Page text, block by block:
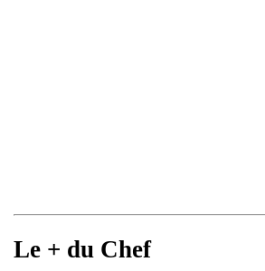
Le + du Chef